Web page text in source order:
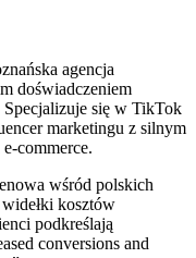
agencja
doświadczeniem
Specjalizuje się w TikTok
marketingu z silnym
commerce.
wśród polskich
kosztów
podkreślają
conversions and